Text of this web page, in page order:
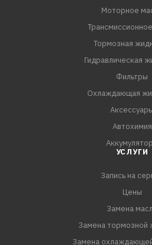
Моторное
Тормозная
Гидравлическая
Фильтры
Охлаждающая
Автохимия
УСЛУГИ
Запись на
Цены
Замена
Замена тормозной
Замена